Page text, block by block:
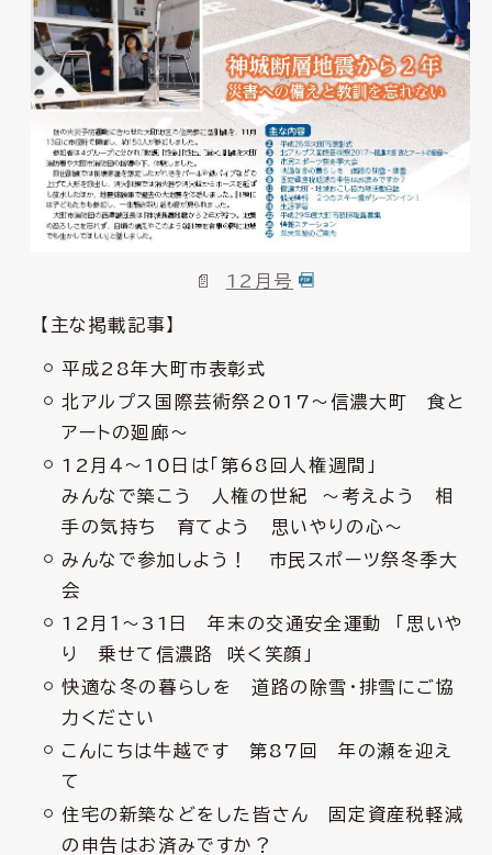
12月号
【主な掲載記事】
平成28年大町市表彰式
北アルプス国際芸術祭2017～信濃大町 食と
アートの廻廊～
12月４～10日は「第68回人権週間」
みんなで築こう 人権の世紀 ～考えよう 相
手の気持ち 育てよう 思いやりの心～
みんなで参加しよう！ 市民スポーツ祭冬季大
会
12月１～31日 年末の交通安全運動 「思いや
り 乗せて信濃路 咲く笑顔」
快適な冬の暮らしを 道路の除雪・排雪にご協
力ください
こんにちは牛越です 第87回 年の瀬を迎え
て
住宅の新築などをした皆さん 固定資産税軽減
の申告はお済みですか？